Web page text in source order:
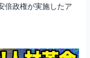
倍政権が実施したア